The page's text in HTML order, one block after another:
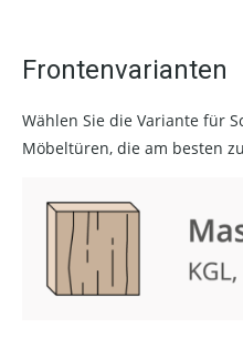
Frontenvarianten
Wählen Sie die Variante für
Möbeltüren, die am besten